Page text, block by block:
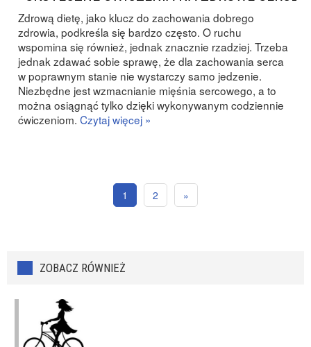
Zdrową dietę, jako klucz do zachowania dobrego
zdrowia, podkreśla się bardzo często. O ruchu
wspomina się również, jednak znacznie rzadziej. Trzeba
jednak zdawać sobie sprawę, że dla zachowania serca
w poprawnym stanie nie wystarczy samo jedzenie.
Niezbędne jest wzmacnianie mięśnia sercowego, a to
można osiągnąć tylko dzięki wykonywanym codziennie
ćwiczeniom. Czytaj więcej »
1 2 »
ZOBACZ RÓWNIEŻ